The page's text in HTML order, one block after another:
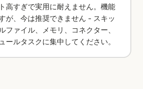
高すぎで実用に耐えません。機能
が、今は推奨できません - スキッ
ファイル、メモリ、コネクター、
ールタスクに集中してください。